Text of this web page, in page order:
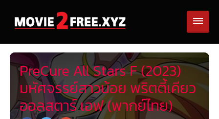
PreCure All Stars F (2023)
มหัศจรรย์สาวน้อย พริตตี้เคียว
ออลสตาร์ เอฟ (พากย์ไทย)